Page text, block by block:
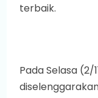
terbaik.
Pada Selasa (2/